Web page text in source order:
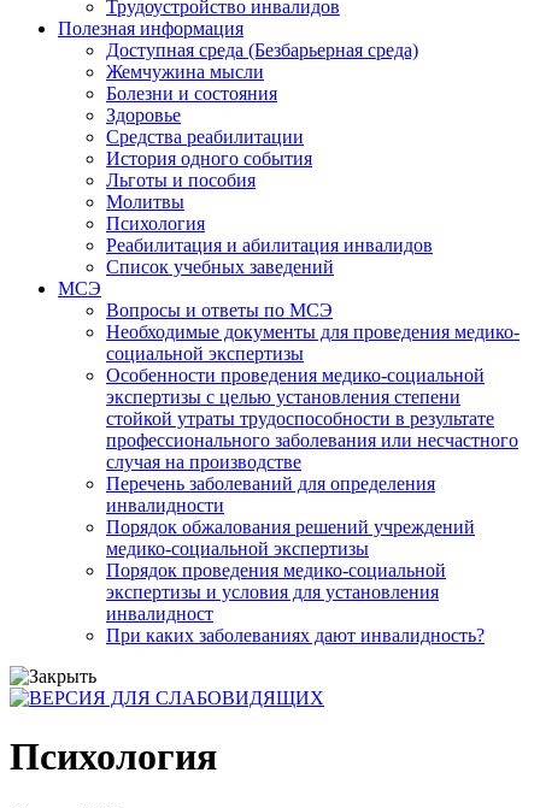
Трудоустройство инвалидов
Полезная информация
Доступная среда (Безбарьерная среда)
Жемчужина мысли
Болезни и состояния
Здоровье
Средства реабилитации
История одного события
Льготы и пособия
Молитвы
Психология
Реабилитация и абилитация инвалидов
Список учебных заведений
МСЭ
Вопросы и ответы по МСЭ
Необходимые документы для проведения медико-
социальной экспертизы
Особенности проведения медико-социальной
экспертизы с целью установления степени
стойкой утраты трудоспособности в результате
профессионального заболевания или несчастного
случая на производстве
Перечень заболеваний для определения
инвалидности
Порядок обжалования решений учреждений
медико-социальной экспертизы
Порядок проведения медико-социальной
экспертизы и условия для установления
инвалидност
При каких заболеваниях дают инвалидность?
Психология